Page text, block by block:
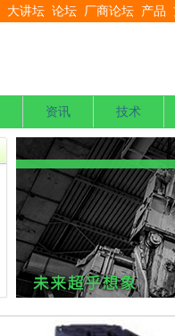
大讲坛 论坛 厂商论坛 产品
资讯 技术